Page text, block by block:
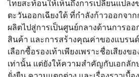
ไทยสะท้อนให้เห็นถึงการเปลี่ยนแปลง
ตะวันออกเฉียงใต้ ที่กำลังก้าวออกจาก
ผลิตไปสู่การเป็นศูนย์กลางด้านการออ
สินค้า และการสร้างคุณค่าของแบรน
เลือกซื้อรองเท้าเพียงเพราะชื่อเสียงข
เท่านั้น แต่ยังให้ความสำคัญกับเอกลั